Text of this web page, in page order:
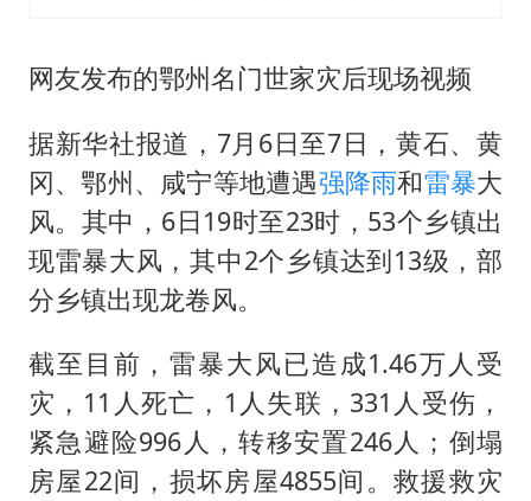
网友发布的鄂州名门世家灾后现场视频
据新华社报道，7月6日至7日，黄石、黄
冈、鄂州、咸宁等地遭遇强降雨和雷暴大
风。其中，6日19时至23时，53个乡镇出
现雷暴大风，其中2个乡镇达到13级，部
分乡镇出现龙卷风。
截至目前，雷暴大风已造成1.46万人受
灾，11人死亡，1人失联，331人受伤，
紧急避险996人，转移安置246人；倒塌
房屋22间，损坏房屋4855间。救援救灾